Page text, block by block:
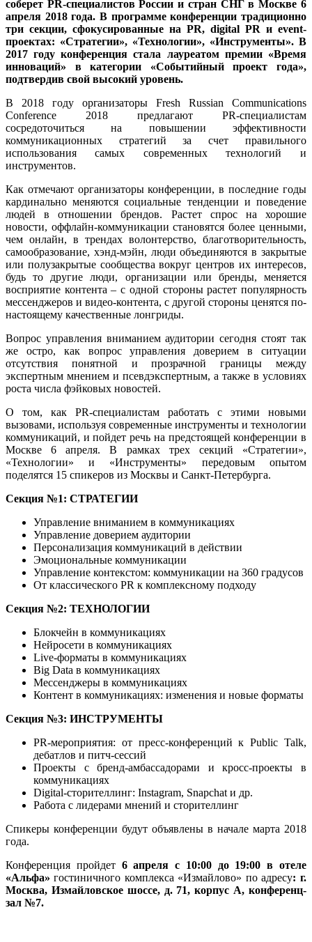
соберет PR-специалистов России и стран СНГ в Москве 6
апреля 2018 года. В программе конференции традиционно
три секции, сфокусированные на PR, digital PR и event-
проектах: «Стратегии», «Технологии», «Инструменты». В
2017 году конференция стала лауреатом премии «Время
инноваций» в категории «Событийный проект года»,
подтвердив свой высокий уровень.
В 2018 году организаторы Fresh Russian Communications
Conference 2018 предлагают PR-специалистам
сосредоточиться на повышении эффективности
коммуникационных стратегий за счет правильного
использования самых современных технологий и
инструментов.
Как отмечают организаторы конференции, в последние годы
кардинально меняются социальные тенденции и поведение
людей в отношении брендов. Растет спрос на хорошие
новости, оффлайн-коммуникации становятся более ценными,
чем онлайн, в трендах волонтерство, благотворительность,
самообразование, хэнд-мэйн, люди объединяются в закрытые
или полузакрытые сообщества вокруг центров их интересов,
будь то другие люди, организации или бренды, меняется
восприятие контента – с одной стороны растет популярность
мессенджеров и видео-контента, с другой стороны ценятся по-
настоящему качественные лонгриды.
Вопрос управления вниманием аудитории сегодня стоят так
же остро, как вопрос управления доверием в ситуации
отсутствия понятной и прозрачной границы между
экспертным мнением и псевдэкспертным, а также в условиях
роста числа фэйковых новостей.
О том, как PR-специалистам работать с этими новыми
вызовами, используя современные инструменты и технологии
коммуникаций, и пойдет речь на предстоящей конференции в
Москве 6 апреля. В рамках трех секций «Стратегии»,
«Технологии» и «Инструменты» передовым опытом
поделятся 15 спикеров из Москвы и Санкт-Петербурга.
Секция №1: СТРАТЕГИИ
Управление вниманием в коммуникациях
Управление доверием аудитории
Персонализация коммуникаций в действии
Эмоциональные коммуникации
Управление контекстом: коммуникации на 360 градусов
От классического PR к комплексному подходу
Секция №2: ТЕХНОЛОГИИ
Блокчейн в коммуникациях
Нейросети в коммуникациях
Live-форматы в коммуникациях
Big Data в коммуникациях
Мессенджеры в коммуникациях
Контент в коммуникациях: изменения и новые форматы
Секция №3: ИНСТРУМЕНТЫ
PR-мероприятия: от пресс-конференций к Public Talk,
дебатлов и питч-сессий
Проекты с бренд-амбассадорами и кросс-проекты в
коммуникациях
Digital-сторителлинг: Instagram, Snapchat и др.
Работа с лидерами мнений и сторителлинг
Спикеры конференции будут объявлены в начале марта 2018
года.
Конференция пройдет 6 апреля с 10:00 до 19:00 в отеле
«Альфа» гостиничного комплекса «Измайлово» по адресу: г.
Москва, Измайловское шоссе, д. 71, корпус А, конференц-
зал №7.